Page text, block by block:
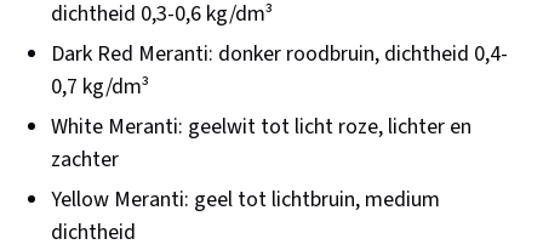
dichtheid 0,3-0,6 kg/dm³
Dark Red Meranti: donker roodbruin, dichtheid 0,4-
0,7 kg/dm³
White Meranti: geelwit tot licht roze, lichter en
zachter
Yellow Meranti: geel tot lichtbruin, medium
dichtheid